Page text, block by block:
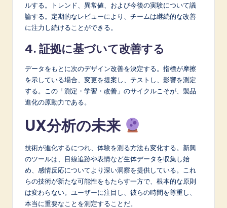
ルする。トレンド、異常値、および今後の実験について議
論する。定期的なレビューにより、チームは継続的な改善
に注力し続けることができる。
4. 証拠に基づいて改善する
データをもとに次のデザイン改善を決定する。指標が摩擦
を示している場合、変更を提案し、テストし、影響を測定
する。この「測定・学習・改善」のサイクルこそが、製品
進化の原動力である。
UX分析の未来
技術が進化するにつれ、体験を測る方法も変化する。新興
のツールは、目線追跡や表情など生体データを収集し始
め、感情反応についてより深い洞察を提供している。これ
らの技術が新たな可能性をもたらす一方で、根本的な原則
は変わらない。ユーザーに注目し、彼らの時間を尊重し、
本当に重要なことを測定することだ。